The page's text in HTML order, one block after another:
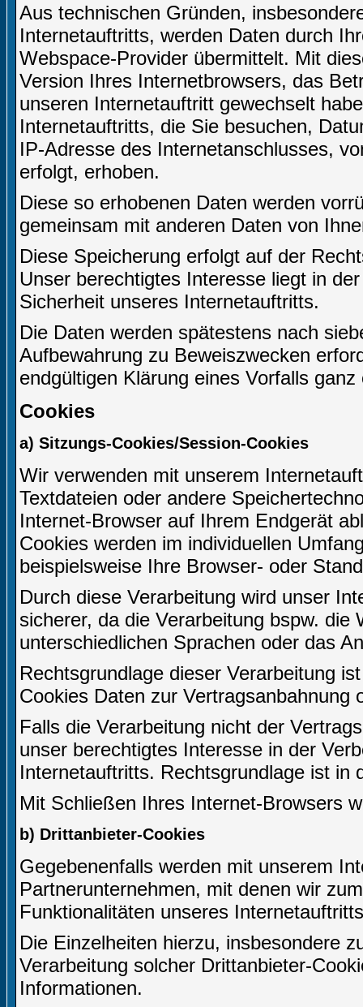
Aus technischen Gründen,
Internetauftritts, werden Daten durch
Webspace-Provider übermittelt. Mit
Version Ihres Internetbrowsers, das
unseren Internetauftritt gewechselt
Internetauftritts, die Sie besuchen,
IP-Adresse des Internetanschlusses,
erfolgt, erhoben.
Diese so erhobenen Daten werden
gemeinsam mit anderen Daten von
Diese Speicherung erfolgt auf der
Unser berechtigtes Interesse liegt in
Sicherheit unseres Internetauftritts.
Die Daten werden spätestens nach
Aufbewahrung zu Beweiszwecken
endgültigen Klärung eines Vorfalls
Cookies
a) Sitzungs-Cookies/Session-Cookies
Wir verwenden mit unserem
Textdateien oder andere
Internet-Browser auf Ihrem Endgerät
Cookies werden im individuellen
beispielsweise Ihre Browser- oder
Durch diese Verarbeitung wird unser
sicherer, da die Verarbeitung bspw.
unterschiedlichen Sprachen oder das
Rechtsgrundlage dieser Verarbeitung
Cookies Daten zur Vertragsanbahnung
Falls die Verarbeitung nicht der
unser berechtigtes Interesse in der
Internetauftritts. Rechtsgrundlage ist in
Mit Schließen Ihres Internet-Browsers
b) Drittanbieter-Cookies
Gegebenenfalls werden mit unserem
Partnerunternehmen, mit denen wir
Funktionalitäten unseres
Die Einzelheiten hierzu, insbesondere
Verarbeitung solcher Drittanbieter-
Informationen.